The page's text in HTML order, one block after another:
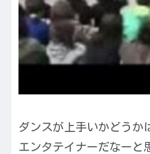
ダンスが上手いかどうか
エンタテイナーだなーと